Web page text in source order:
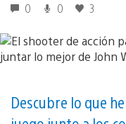
0 0 3
Descubre lo que